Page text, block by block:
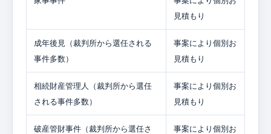
見積もり
成年後見（裁判所から選任される
事件多数）
事案により個別お
見積もり
相続財産管理人（裁判所から選任
される事件多数）
事案により個別お
見積もり
破産管財事件（裁判所から選任さ
事案により個別お